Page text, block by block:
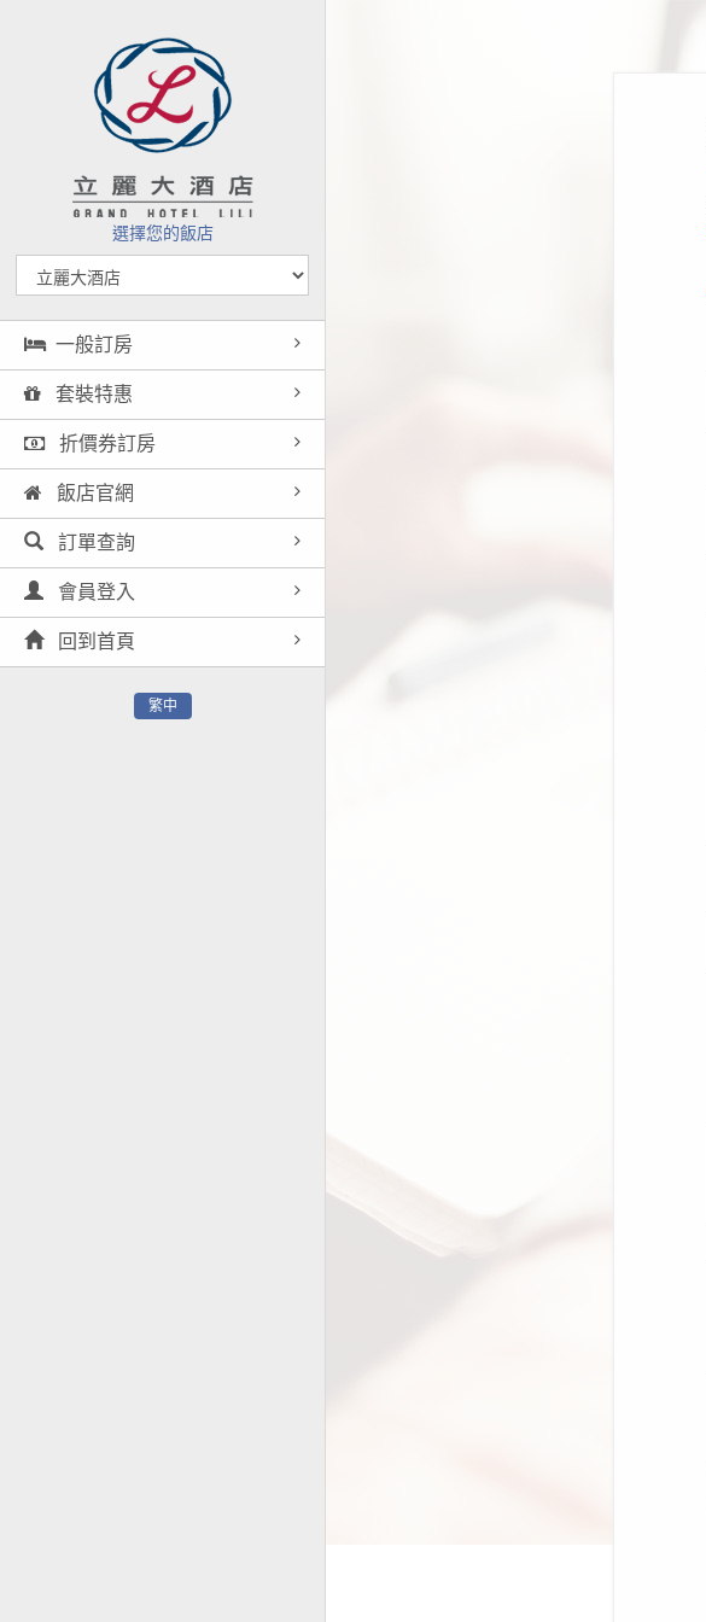
選擇您的飯店
一般訂房
套裝特惠
折價券訂房
飯店官網
訂單查詢
會員登入
回到首頁
繁中